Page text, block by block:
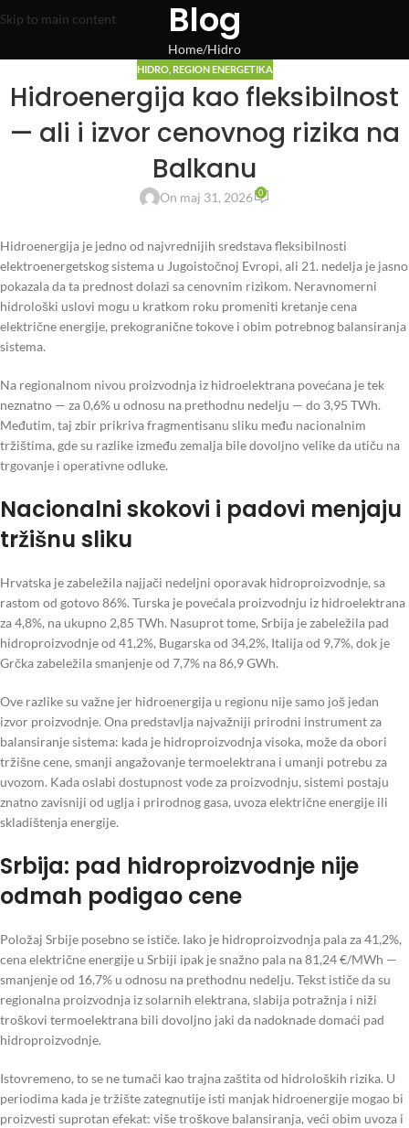
Skip to main content Blog
Home Hidro
HIDRO, REGION ENERGETIKA
Hidroenergija kao fleksibilnost
— ali i izvor cenovnog rizika na
Balkanu
On maj 31, 2026 0
Hidroenergija je jedno od najvrednijih sredstava fleksibilnosti
elektroenergetskog sistema u Jugoistočnoj Evropi, ali 21. nedelja je jasno
pokazala da ta prednost dolazi sa cenovnim rizikom. Neravnomerni
hidrološki uslovi mogu u kratkom roku promeniti kretanje cena
električne energije, prekogranične tokove i obim potrebnog balansiranja
sistema.
Na regionalnom nivou proizvodnja iz hidroelektrana povećana je tek
neznatno — za 0,6% u odnosu na prethodnu nedelju — do 3,95 TWh.
Međutim, taj zbir prikriva fragmentisanu sliku među nacionalnim
tržištima, gde su razlike između zemalja bile dovoljno velike da utiču na
trgovanje i operativne odluke.
Nacionalni skokovi i padovi menjaju
tržišnu sliku
Hrvatska je zabeležila najjači nedeljni oporavak hidroproizvodnje, sa
rastom od gotovo 86%. Turska je povećala proizvodnju iz hidroelektrana
za 4,8%, na ukupno 2,85 TWh. Nasuprot tome, Srbija je zabeležila pad
hidroproizvodnje od 41,2%, Bugarska od 34,2%, Italija od 9,7%, dok je
Grčka zabeležila smanjenje od 7,7% na 86,9 GWh.
Ove razlike su važne jer hidroenergija u regionu nije samo još jedan
izvor proizvodnje. Ona predstavlja najvažniji prirodni instrument za
balansiranje sistema: kada je hidroproizvodnja visoka, može da obori
tržišne cene, smanji angažovanje termoelektrana i umanji potrebu za
uvozom. Kada oslabi dostupnost vode za proizvodnju, sistemi postaju
znatno zavisniji od uglja i prirodnog gasa, uvoza električne energije ili
skladištenja energije.
Srbija: pad hidroproizvodnje nije
odmah podigao cene
Položaj Srbije posebno se ističe. Iako je hidroproizvodnja pala za 41,2%,
cena električne energije u Srbiji ipak je snažno pala na 81,24 €/MWh —
smanjenje od 16,7% u odnosu na prethodnu nedelju. Tekst ističe da su
regionalna proizvodnja iz solarnih elektrana, slabija potražnja i niži
troškovi termoelektrana bili dovoljno jaki da nadoknade domaći pad
hidroproizvodnje.
Istovremeno, to se ne tumači kao trajna zaštita od hidroloških rizika. U
periodima kada je tržište zategnutije isti manjak hidroenergije mogao bi
proizvesti suprotan efekat: više troškove balansiranja, veći obim uvoza i